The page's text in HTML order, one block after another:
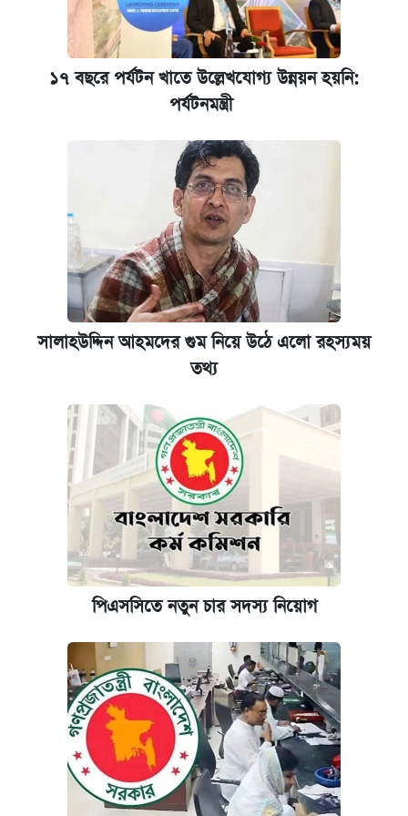
১৭ বছরে পর্যটন খাতে উল্লেখযোগ্য উন্নয়ন হয়নি:
পর্যটনমন্ত্রী
সালাহউদ্দিন আহমদের গুম নিয়ে উঠে এলো রহস্যময়
তথ্য
পিএসসিতে নতুন চার সদস্য নিয়োগ